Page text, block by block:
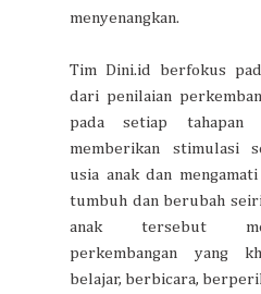
menyenangkan.
Tim Dini.id berfokus
dari penilaian
pada setiap tahapan
memberikan stimulasi
usia anak dan mengamati
tumbuh dan berubah
anak tersebut
perkembangan yang
belajar, berbicara,